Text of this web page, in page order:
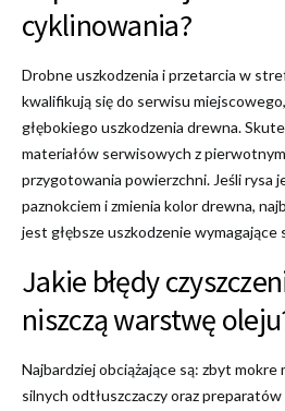
cyklinowania?
Drobne uszkodzenia i przetarcia w
kwalifikują się do serwisu
głębokiego uszkodzenia drewna.
materiałów serwisowych z
przygotowania powierzchni. Jeśli rysa
paznokciem i zmienia kolor drewna,
jest głębsze uszkodzenie wymagające
Jakie błędy
niszczą warstwę
Najbardziej obciążające są: zbyt
silnych odtłuszczaczy oraz